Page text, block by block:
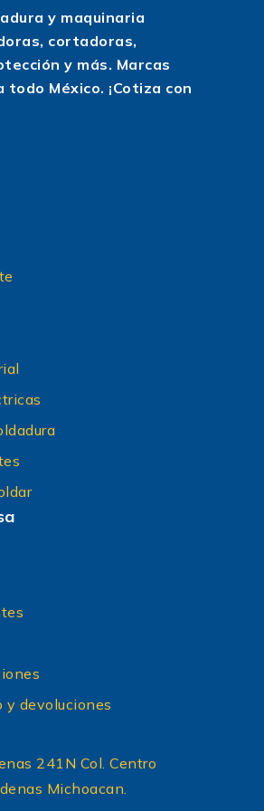
y maquinaria
cortadoras,
y más. Marcas
México. ¡Cotiza con
y devoluciones
241N Col. Centro
Michoacan.